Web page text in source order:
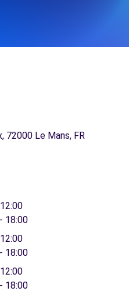
72000 Le Mans, FR
18:00
18:00
18:00